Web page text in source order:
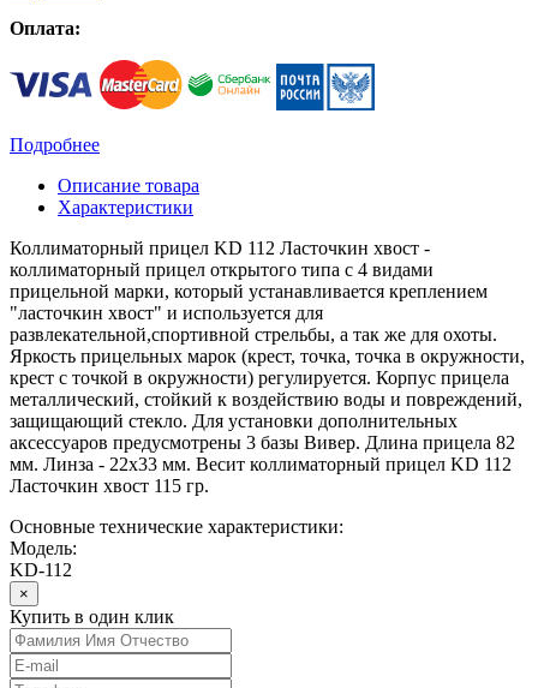
Оплата:
Подробнее
Описание товара
Характеристики
Коллиматорный прицел KD 112 Ласточкин хвост -
коллиматорный прицел открытого типа с 4 видами
прицельной марки, который устанавливается креплением
"ласточкин хвост" и используется для
развлекательной,спортивной стрельбы, а так же для охоты.
Яркость прицельных марок (крест, точка, точка в окружности,
крест с точкой в окружности) регулируется. Корпус прицела
металлический, стойкий к воздействию воды и повреждений,
защищающий стекло. Для установки дополнительных
аксессуаров предусмотрены 3 базы Вивер. Длина прицела 82
мм. Линза - 22х33 мм. Весит коллиматорный прицел KD 112
Ласточкин хвост 115 гр.
Основные технические характеристики:
Модель:
KD-112
×
Купить в один клик